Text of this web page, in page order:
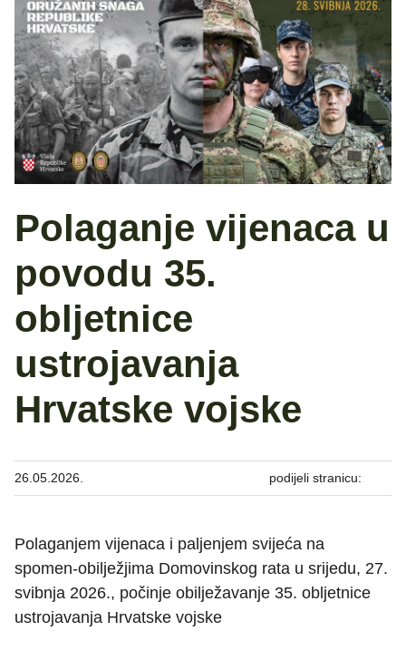
Polaganje vijenaca u
povodu 35.
obljetnice
ustrojavanja
Hrvatske vojske
26.05.2026. podijeli stranicu:
Polaganjem vijenaca i paljenjem svijeća na
spomen-obilježjima Domovinskog rata u srijedu, 27.
svibnja 2026., počinje obilježavanje 35. obljetnice
ustrojavanja Hrvatske vojske